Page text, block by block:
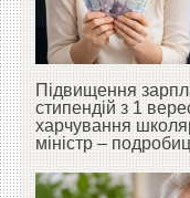
Підвищення
стипендій з 1
харчування
міністр –